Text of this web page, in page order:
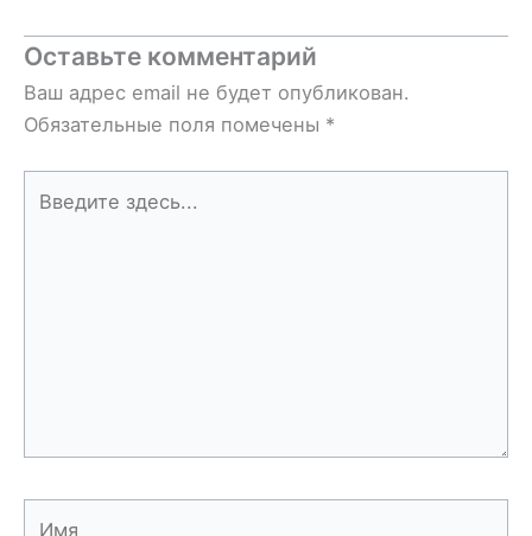
Оставьте комментарий
Ваш адрес email не будет опубликован.
Обязательные поля помечены *
здесь...